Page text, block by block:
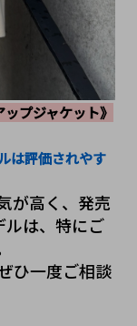
ップジャケット》
は評価されやす
が高く、発売
ルは、特にご
ひ一度ご相談